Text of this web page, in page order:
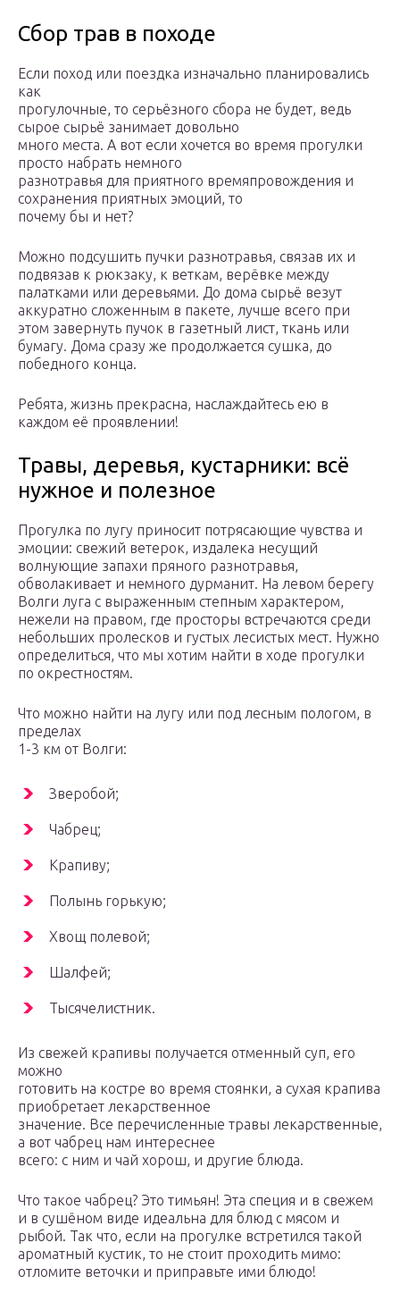
Сбор трав в походе
Если поход или поездка изначально планировались
как
прогулочные, то серьёзного сбора не будет, ведь
сырое сырьё занимает довольно
много места. А вот если хочется во время прогулки
просто набрать немного
разнотравья для приятного времяпровождения и
сохранения приятных эмоций, то
почему бы и нет?
Можно подсушить пучки разнотравья, связав их и
подвязав к рюкзаку, к веткам, верёвке между
палатками или деревьями. До дома сырьё везут
аккуратно сложенным в пакете, лучше всего при
этом завернуть пучок в газетный лист, ткань или
бумагу. Дома сразу же продолжается сушка, до
победного конца.
Ребята, жизнь прекрасна, наслаждайтесь ею в
каждом её проявлении!
Травы, деревья, кустарники: всё
нужное и полезное
Прогулка по лугу приносит потрясающие чувства и
эмоции: свежий ветерок, издалека несущий
волнующие запахи пряного разнотравья,
обволакивает и немного дурманит. На левом берегу
Волги луга с выраженным степным характером,
нежели на правом, где просторы встречаются среди
небольших пролесков и густых лесистых мест. Нужно
определиться, что мы хотим найти в ходе прогулки
по окрестностям.
Что можно найти на лугу или под лесным пологом, в
пределах
1-3 км от Волги:
Зверобой;
Чабрец;
Крапиву;
Полынь горькую;
Хвощ полевой;
Шалфей;
Тысячелистник.
Из свежей крапивы получается отменный суп, его
можно
готовить на костре во время стоянки, а сухая крапива
приобретает лекарственное
значение. Все перечисленные травы лекарственные,
а вот чабрец нам интереснее
всего: с ним и чай хорош, и другие блюда.
Что такое чабрец? Это тимьян! Эта специя и в свежем
и в сушёном виде идеальна для блюд с мясом и
рыбой. Так что, если на прогулке встретился такой
ароматный кустик, то не стоит проходить мимо:
отломите веточки и приправьте ими блюдо!